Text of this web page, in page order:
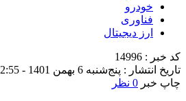
خودرو
فناوری
ارز دیجیتال
کد خبر : 14996
تاریخ انتشار : پنج‌شنبه 6 بهمن 1401 - 12:55
چاپ خبر 0 نظر